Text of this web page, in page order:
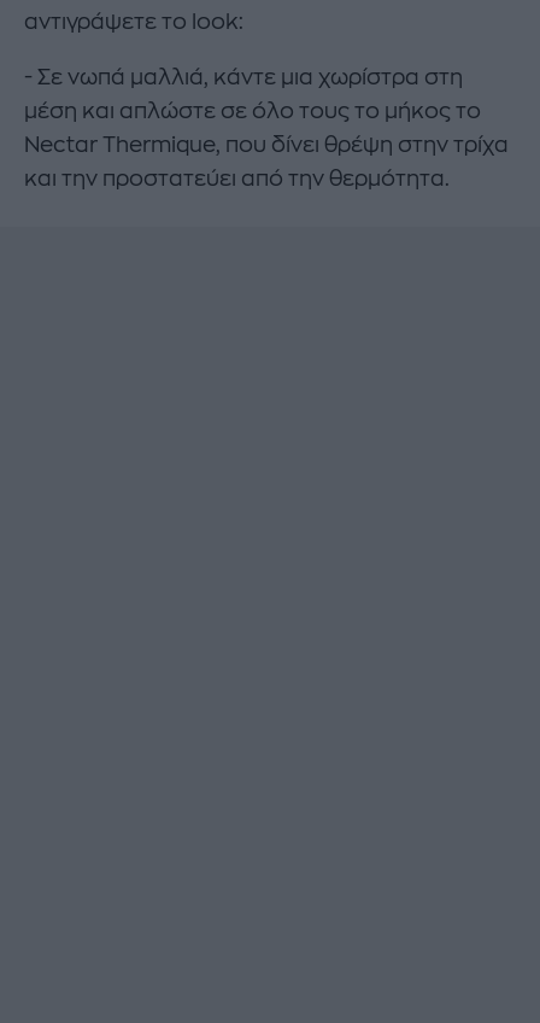
αντιγράψετε το look:
- Σε νωπά μαλλιά, κάντε μια χωρίστρα στη
μέση και απλώστε σε όλο τους το μήκος το
Nectar Thermique, που δίνει θρέψη στην τρίχα
και την προστατεύει από την θερμότητα.